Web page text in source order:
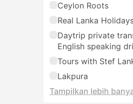
Ceylon Roots
Real Lanka
Daytrip private
English speaking
Tours with Stef
Lakpura
Tampilkan lebih